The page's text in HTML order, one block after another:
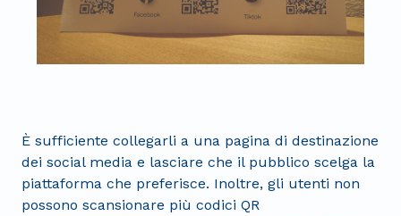
È sufficiente collegarli a una pagina di destinazione
dei social media e lasciare che il pubblico scelga la
piattaforma che preferisce. Inoltre, gli utenti non
possono scansionare più codici QR